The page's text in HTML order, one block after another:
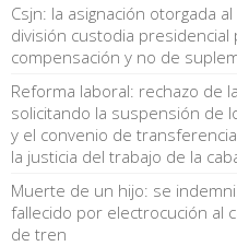
Csjn: la asignación otorgada
división custodia
compensación y no de
Reforma laboral: rechazo de
solicitando la suspensión de
y el convenio de
la justicia del trabajo de la
Muerte de un hijo: se
fallecido por electrocución al
de tren